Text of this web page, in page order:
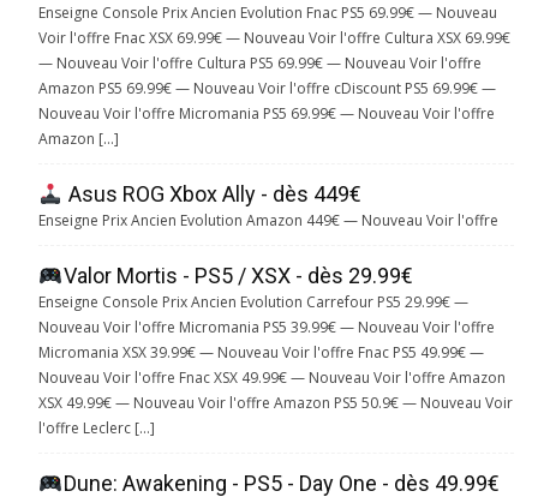
Enseigne Console Prix Ancien Evolution Fnac PS5 69.99€ — Nouveau
Voir l'offre Fnac XSX 69.99€ — Nouveau Voir l'offre Cultura XSX 69.99€
— Nouveau Voir l'offre Cultura PS5 69.99€ — Nouveau Voir l'offre
Amazon PS5 69.99€ — Nouveau Voir l'offre cDiscount PS5 69.99€ —
Nouveau Voir l'offre Micromania PS5 69.99€ — Nouveau Voir l'offre
Amazon […]
Asus ROG Xbox Ally - dès 449€
Enseigne Prix Ancien Evolution Amazon 449€ — Nouveau Voir l'offre
Valor Mortis - PS5 / XSX - dès 29.99€
Enseigne Console Prix Ancien Evolution Carrefour PS5 29.99€ —
Nouveau Voir l'offre Micromania PS5 39.99€ — Nouveau Voir l'offre
Micromania XSX 39.99€ — Nouveau Voir l'offre Fnac PS5 49.99€ —
Nouveau Voir l'offre Fnac XSX 49.99€ — Nouveau Voir l'offre Amazon
XSX 49.99€ — Nouveau Voir l'offre Amazon PS5 50.9€ — Nouveau Voir
l'offre Leclerc […]
Dune: Awakening - PS5 - Day One - dès 49.99€